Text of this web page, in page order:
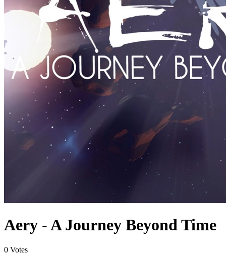
Aery - A Journey Beyond Time
0 Votes